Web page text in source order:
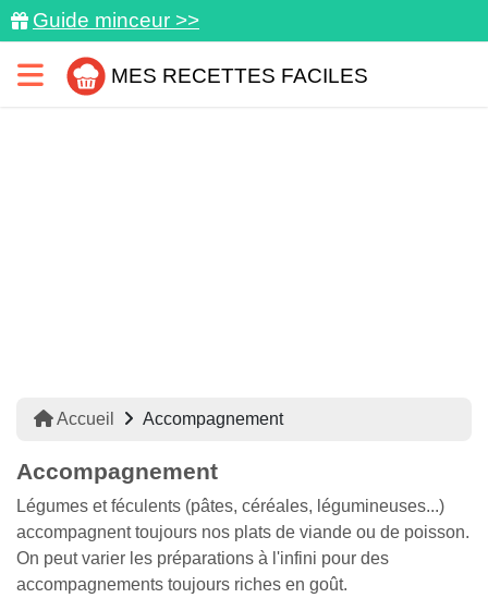
Guide minceur >>
MES RECETTES FACILES
Accueil Accompagnement
Accompagnement
Légumes et féculents (pâtes, céréales, légumineuses...)
accompagnent toujours nos plats de viande ou de poisson.
On peut varier les préparations à l'infini pour des
accompagnements toujours riches en goût.